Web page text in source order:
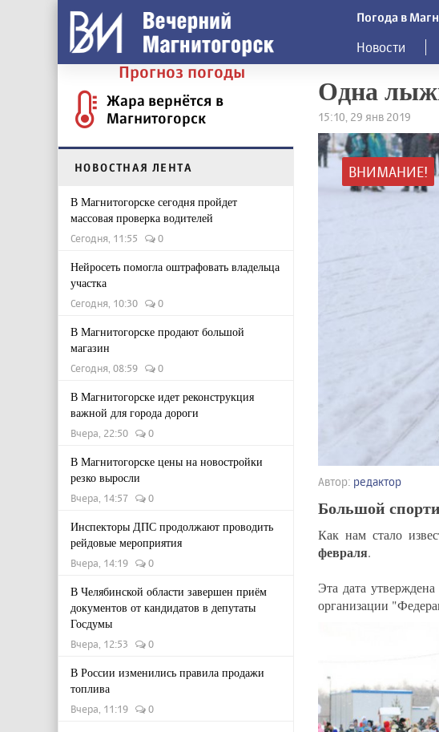
Погода в
Новости
Прогноз погоды
Жара вернётся в
Магнитогорск
НОВОСТНАЯ ЛЕНТА
В Магнитогорске сегодня пройдет
массовая проверка водителей
Сегодня, 11:55 0
Нейросеть помогла оштрафовать владельца
участка
Сегодня, 10:30 0
В Магнитогорске продают большой
магазин
Сегодня, 08:59 0
В Магнитогорске идет реконструкция
важной для города дороги
Вчера, 22:50 0
В Магнитогорске цены на новостройки
резко выросли
Вчера, 14:57 0
Инспекторы ДПС продолжают проводить
рейдовые мероприятия
Вчера, 14:19 0
В Челябинской области завершен приём
документов от кандидатов в депутаты
Госдумы
Вчера, 12:53 0
В России изменились правила продажи
топлива
Вчера, 11:19 0
Одна
15:10, 29 янв 2019
ВНИМАНИЕ!
Автор: редактор
Большой
Как нам стало
февраля.
Эта дата
организации